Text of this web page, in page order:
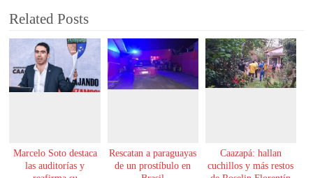
Related Posts
Marcelo Soto destaca
las auditorías y
Rescatan a paraguayas
de un prostíbulo en
Caazapá: hallan
cuchillos y más restos